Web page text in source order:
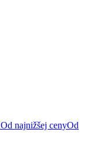
Od najnižšej cenyOd